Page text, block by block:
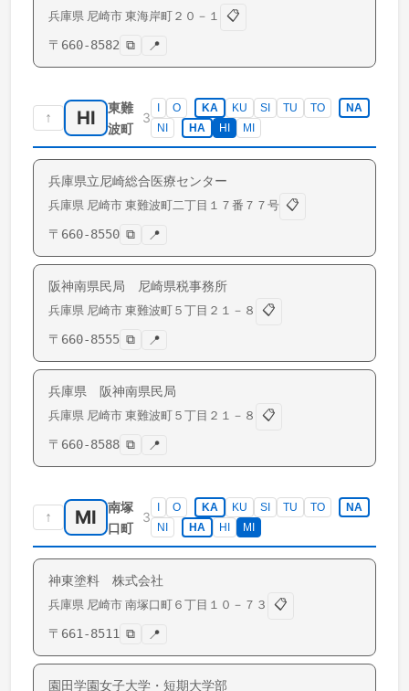
兵庫県 尼崎市 東海岸町 ２０－１
📋
〒 660-8582 ⧉ 📍
↑ HI
東難
波町
3
O KA KU SI TU TO
NA
NI
HA HI MI
兵庫県立尼崎総合医療センター
兵庫県 尼崎市 東難波町二丁目１７番７７号 📋
〒 660-8550 ⧉ 📍
阪神南県民局 尼崎県税事務所
兵庫県 尼崎市 東難波町 ５丁目２１－８
📋
〒 660-8555 ⧉ 📍
兵庫県 阪神南県民局
兵庫県 尼崎市 東難波町 ５丁目２１－８
📋
〒 660-8588 ⧉ 📍
↑ MI
南塚
口町
3
O KA KU SI TU TO
NA
NI
HA HI MI
神東塗料 株式会社
兵庫県 尼崎市 南塚口町 ６丁目１０－７３
📋
〒 661-8511 ⧉ 📍
園田学園女子大学・短期大学部